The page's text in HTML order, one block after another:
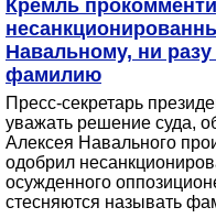
Кремль
Навальному, ни
фамилию
Пресс-секретарь
уважать решение суда,
Алексея Навального
одобрил
осужденного
стесняются называть